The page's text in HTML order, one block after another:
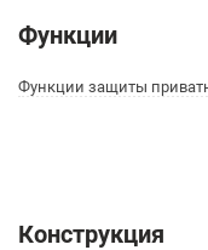
Функции
Функции защиты
Конструкция